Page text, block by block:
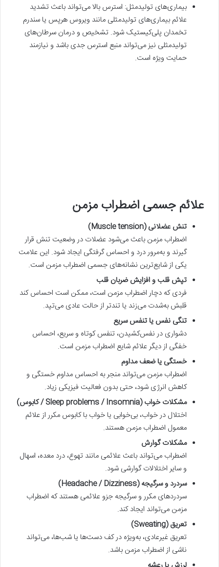
بیماری‌های تولیدمثل: استرس بالا می‌تواند باعث تشدید
علائم بیماری‌های تولیدمثلی مانند ویروس هرپس یا سندرم
تخمدان پلی‌کیستیک شود. تشخیص و درمان سرطان‌های
تولیدمثلی نیز می‌تواند منبع استرس جدی باشد و نیازمند
حمایت ویژه است.
علائم جسمی اضطراب مزمن
تنش عضلانی (Muscle tension)
اضطراب مزمن باعث می‌شود عضلات در وضعیت تنش قرار
گیرند و به‌مرور درد و احساس گرفتگی ایجاد شود. این علامت
یکی از شایع‌ترین نشانه‌های جسمی اضطراب مزمن است.
تپش قلب و افزایش ضربان قلب
فردی که دچار اضطراب مزمن است، ممکن است احساس کند
قلبش به‌شدت می‌زند یا تندتر از حالت عادی می‌تپد.
تنگی نفس یا تنفس سریع
دشواری در نفس‌کشیدن، تنفس کوتاه و سریع، احساس
خفگی از دیگر علائم شایع اضطراب مزمن است.
خستگی یا ضعف مداوم
اضطراب مزمن می‌تواند منجر به احساس مداوم خستگی و
کاهش انرژی شود، حتی بدون فعالیت فیزیکی زیاد.
مشکلات خواب (Sleep problems / Insomnia / کابوس)
اختلال در خواب، بی‌خوابی یا خواب با کابوس مکرر از علائم
معمول اضطراب مزمن هستند.
مشکلات گوارش
اضطراب می‌تواند باعث علائمی مانند تهوع، درد معده، اسهال
و سایر اختلالات گوارشی شود.
سردرد و سرگیجه (Headache / Dizziness)
سردردهای مکرر و سرگیجه جزو علائمی هستند که اضطراب
مزمن می‌تواند ایجاد کند.
تعریق (Sweating)
تعریق غیرعادی، به‌ویژه در کف دست‌ها یا شب‌ها، می‌تواند
ناشی از اضطراب مزمن باشد.